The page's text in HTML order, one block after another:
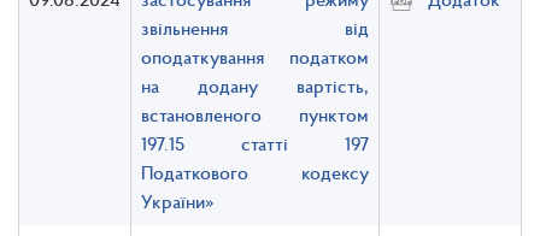
звільнення від
оподаткування податком
на додану вартість,
встановленого пунктом
197.15 статті 197
Податкового кодексу
України»